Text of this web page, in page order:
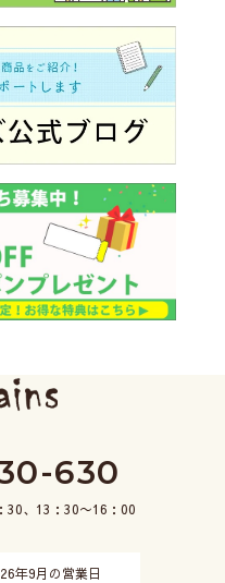
630
30、13：30〜16：00
年9月の営業日